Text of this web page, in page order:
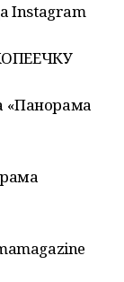
Instagram
«Панорама